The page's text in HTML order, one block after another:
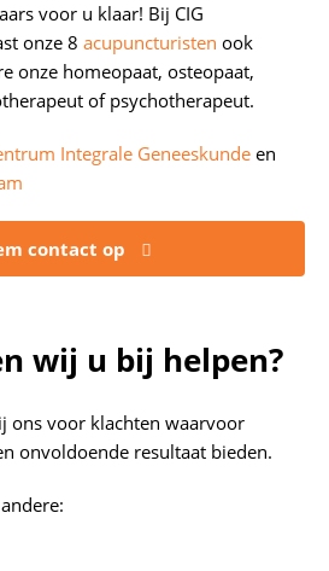
voor u klaar! Bij CIG
onze 8 acupuncturisten ook
onze homeopaat, osteopaat,
of psychotherapeut.
Integrale Geneeskunde en
contact op
wij u bij helpen?
ons voor klachten waarvoor
onvoldoende resultaat bieden.